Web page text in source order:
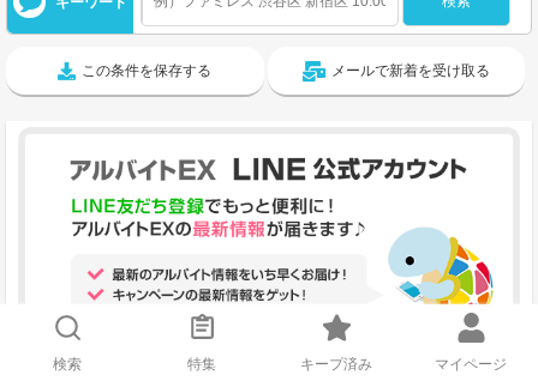
この条件を保存する メールで新着を受け取る
検索 特集 キープ済み マイページ